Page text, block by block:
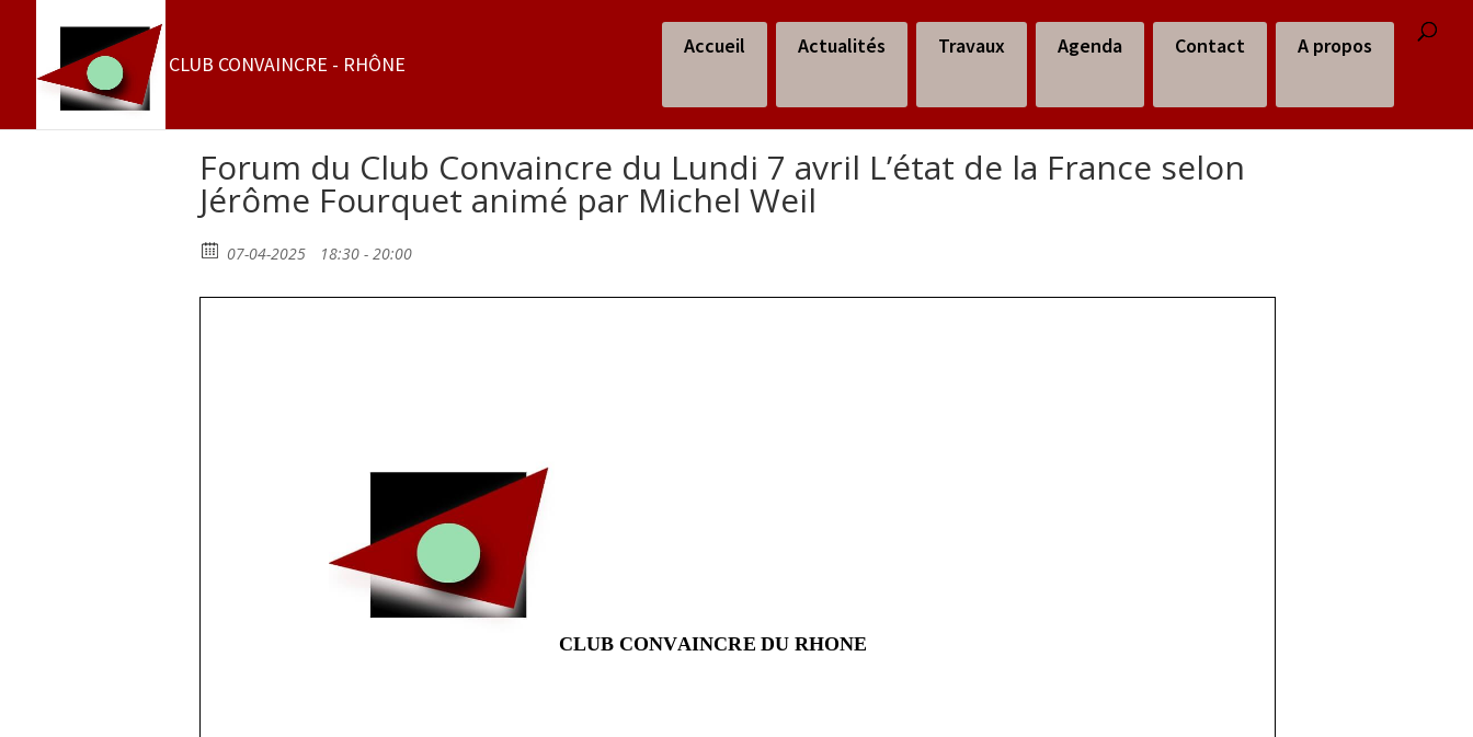
Accueil Actualités Travaux Agenda Contact A propos
Forum du Club Convaincre du Lundi 7 avril L’état de la France selon
Jérôme Fourquet animé par Michel Weil
07-04-2025 18:30 - 20:00